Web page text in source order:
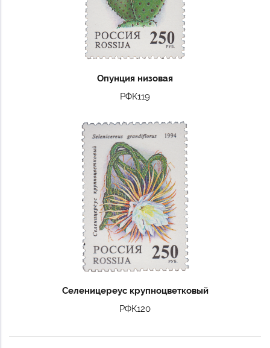
Опунция низовая
РФК119
Селеницереус крупноцветковый
РФК120